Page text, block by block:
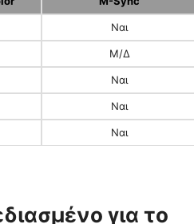
Ναι
Μ/Δ
Ναι
Ναι
Ναι
για το